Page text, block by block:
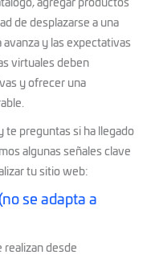
agregar productos
de desplazarse a una
y las expectativas
virtuales deben
y ofrecer una
te preguntas si ha llegado
algunas señales clave
tu sitio web:
se adapta a
realizan desde